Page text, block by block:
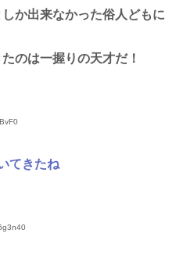
か出来なかった俗人どもに
のは一握りの天才だ！
てきたね